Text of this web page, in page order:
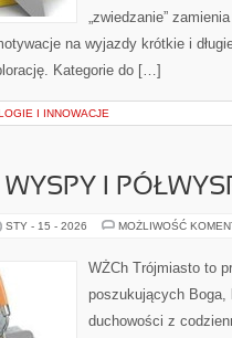
„zwiedzanie”
na wyjazdy krótkie i
Kategorie do […]
I INNOWACJE
I
STY - 15 - 2026 MOŻLIWOŚĆ
WŻCh Trójmiasto to
poszukujących Boga,
duchowości z